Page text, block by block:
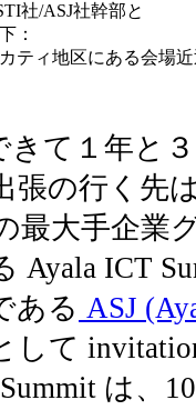
社/ASJ社幹部と
：
ティ地区にある会場
きて１年と
張の行く先
最大手企業
Ayala ICT
ある ASJ
して
は、